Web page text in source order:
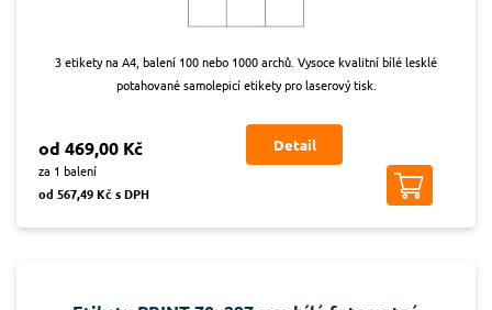
3 etikety na A4, balení 100 nebo 1000 archů. Vysoce kvalitní bílé lesklé
potahované samolepicí etikety pro laserový tisk.
od 469,00 Kč
za 1 balení
od 567,49 Kč s DPH
Detail